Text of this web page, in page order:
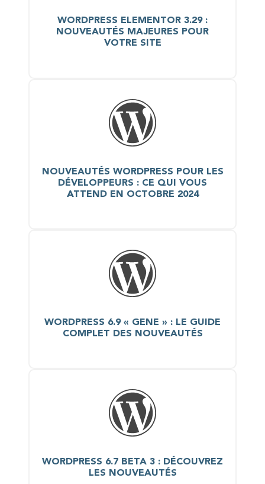
WORDPRESS ELEMENTOR 3.29 :
NOUVEAUTÉS MAJEURES POUR
VOTRE SITE
NOUVEAUTÉS WORDPRESS POUR LES
DÉVELOPPEURS : CE QUI VOUS
ATTEND EN OCTOBRE 2024
WORDPRESS 6.9 « GENE » : LE GUIDE
COMPLET DES NOUVEAUTÉS
WORDPRESS 6.7 BETA 3 : DÉCOUVREZ
LES NOUVEAUTÉS